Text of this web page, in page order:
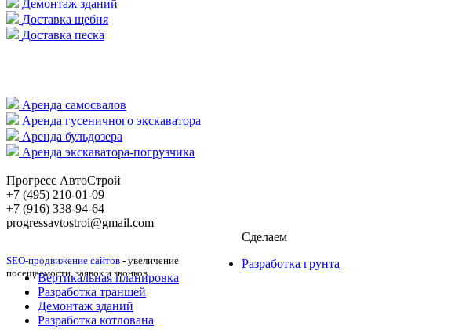
Демонтаж зданий
Доставка щебня
Доставка песка
Аренда самосвалов
Аренда гусеничного экскаватора
Аренда бульдозера
Аренда экскаватора-погрузчика
Прогресс АвтоСтрой
+7 (495) 210-01-09
+‎7 (916) 338-94-64
progressavtostroi@gmail.com
SEO-продвижение сайтов - увеличение
посещаемости, заявок и звонков.
Сделаем
Разработка грунта
Вертикальная планировка
Разработка траншей
Демонтаж зданий
Разработка котлована